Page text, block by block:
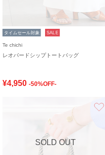
タイムセール対象 SALE
Te chichi
レオパードシップトートバッグ
¥4,950 -50%OFF-
SOLD OUT